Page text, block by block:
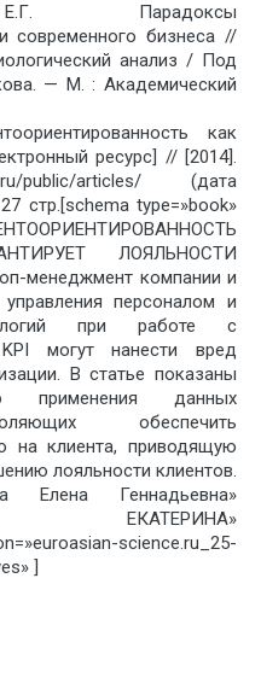
Парадоксы
современного бизнеса //
анализ / Под
— М. : Академический
как
ресурс] // [2014].
public/articles/ (дата
стр.[schema type=»book»
ЛОЯЛЬНОСТИ
менеджмент компании и
персоналом и
при работе с
могут нанести вред
В статье показаны
применения данных
обеспечить
на клиента, приводящую
лояльности клиентов.
Елена Геннадьевна»
ЕКАТЕРИНА»
science.ru_25-
]